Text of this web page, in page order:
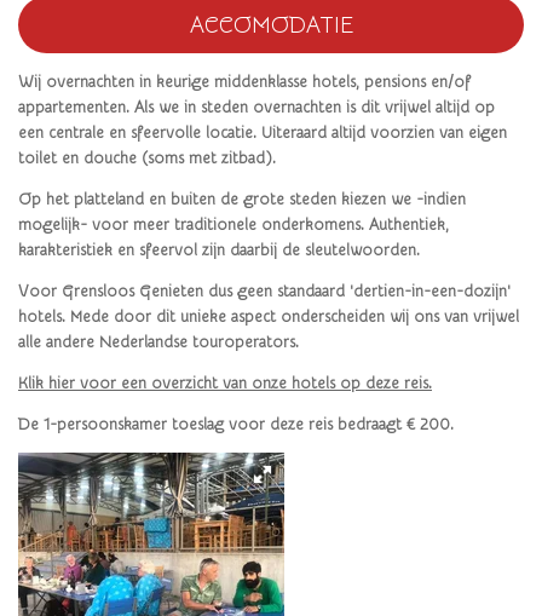
ACCOMODATIE
Wij overnachten in keurige middenklasse hotels, pensions en/of
appartementen. Als we in steden overnachten is dit vrijwel altijd op
een centrale en sfeervolle locatie. Uiteraard altijd voorzien van eigen
toilet en douche (soms met zitbad).
Op het platteland en buiten de grote steden kiezen we -indien
mogelijk- voor meer traditionele onderkomens. Authentiek,
karakteristiek en sfeervol zijn daarbij de sleutelwoorden.
Voor Grensloos Genieten dus geen standaard 'dertien-in-een-dozijn'
hotels. Mede door dit unieke aspect onderscheiden wij ons van vrijwel
alle andere Nederlandse touroperators.
Klik hier voor een overzicht van onze hotels op deze reis.
De 1-persoonskamer toeslag voor deze reis bedraagt € 200.